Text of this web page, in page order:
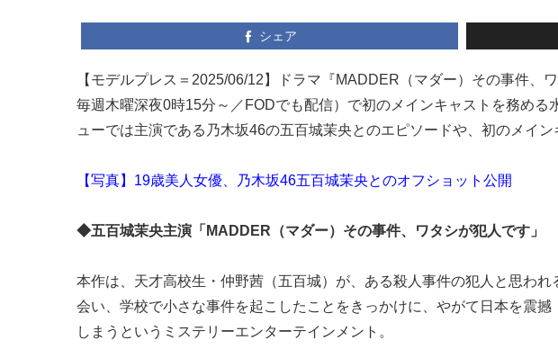
シェア
【モデルプレス＝2025/06/12】ドラマ『MADDER（マダー）その事件、
毎週木曜深夜0時15分～／FODでも配信）で初のメインキャストを務め
ューでは主演である乃木坂46の五百城茉央とのエピソードや、初のメイン
【写真】19歳美人女優、乃木坂46五百城茉央とのオフショット公開
◆五百城茉央主演「MADDER（マダー）その事件、ワタシが犯人です」
本作は、天才高校生・仲野茜（五百城）が、ある殺人事件の犯人と思わ
会い、学校で小さな事件を起こしたことをきっかけに、やがて日本を震
しまうというミステリーエンターテインメント。